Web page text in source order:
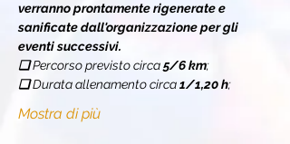
verranno prontamente rigenerate e
sanificate dall'organizzazione per gli
eventi successivi.
❏ Percorso previsto circa 5/6 km;
❏ Durata allenamento circa 1/1,20 h;
Mostra di più